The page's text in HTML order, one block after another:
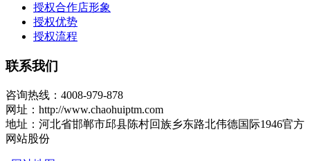
授权合作店形象
授权优势
授权流程
联系我们
咨询热线：4008-979-878
网址：http://www.chaohuiptm.com
地址：河北省邯郸市邱县陈村回族乡东路北伟德国际1946官方
网站股份